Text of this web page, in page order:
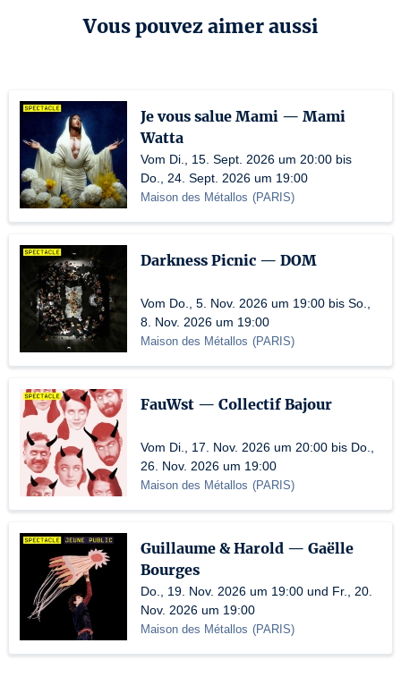
Vous pouvez aimer aussi
Je vous salue Mami — Mami
Watta
Vom Di., 15. Sept. 2026 um 20:00 bis
Do., 24. Sept. 2026 um 19:00
Maison des Métallos (PARIS)
Darkness Picnic — DOM
Vom Do., 5. Nov. 2026 um 19:00 bis So.,
8. Nov. 2026 um 19:00
Maison des Métallos (PARIS)
FauWst — Collectif Bajour
Vom Di., 17. Nov. 2026 um 20:00 bis Do.,
26. Nov. 2026 um 19:00
Maison des Métallos (PARIS)
Guillaume & Harold — Gaëlle
Bourges
Do., 19. Nov. 2026 um 19:00 und Fr., 20.
Nov. 2026 um 19:00
Maison des Métallos (PARIS)